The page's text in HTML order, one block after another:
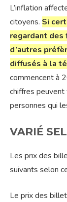
L’inflation
citoyens. Si
regardant des
d’autres
diffusés à la
commencent à
chiffres peuvent
personnes qui
VARIÉ
Les prix des
suivants selon
Le prix des